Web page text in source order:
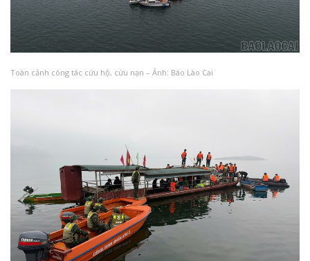
Toàn cảnh công tác cứu hộ, cứu nạn – Ảnh: Báo Lào Cai